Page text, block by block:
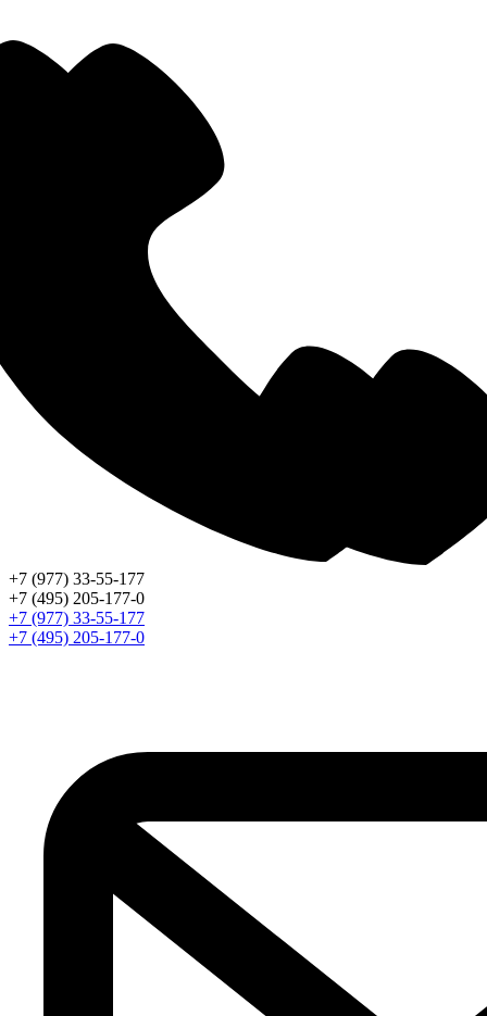
+7 (977) 33-55-177
+7 (495) 205-177-0
+7 (977) 33-55-177
+7 (495) 205-177-0